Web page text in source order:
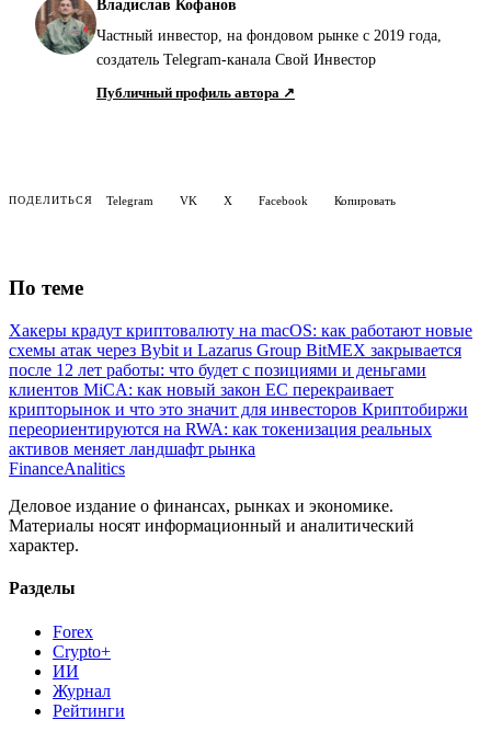
Владислав Кофанов
Частный инвестор, на фондовом рынке с 2019 года,
создатель Telegram-канала Свой Инвестор
Публичный профиль автора ↗
ПОДЕЛИТЬСЯ Telegram VK X Facebook Копировать
По теме
Хакеры крадут криптовалюту на macOS: как работают новые
схемы атак через Bybit и Lazarus Group BitMEX закрывается
после 12 лет работы: что будет с позициями и деньгами
клиентов MiCA: как новый закон ЕС перекраивает
крипторынок и что это значит для инвесторов Криптобиржи
переориентируются на RWA: как токенизация реальных
активов меняет ландшафт рынка
FinanceAnalitics
Деловое издание о финансах, рынках и экономике.
Материалы носят информационный и аналитический
характер.
Разделы
Forex
Crypto+
ИИ
Журнал
Рейтинги